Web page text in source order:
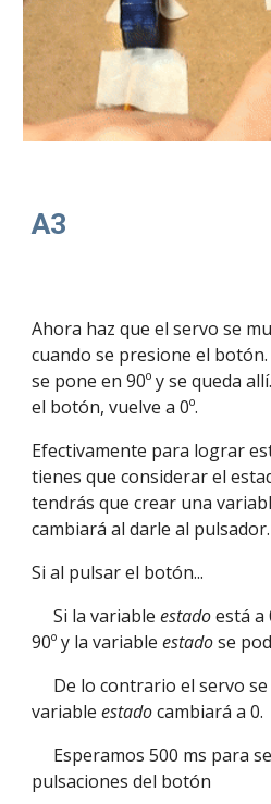
A3
Ahora haz que el servo se
cuando se presione el
se pone en 90º y se queda
el botón, vuelve a 0º.
Efectivamente para lograr
tienes que considerar el
tendrás que crear una
cambiará al darle al pulsador.
Si al pulsar el botón...
Si la variable estado está a
90º y la variable estado se
De lo contrario el servo se
variable estado cambiará a 0.
Esperamos 500 ms para
pulsaciones del botón